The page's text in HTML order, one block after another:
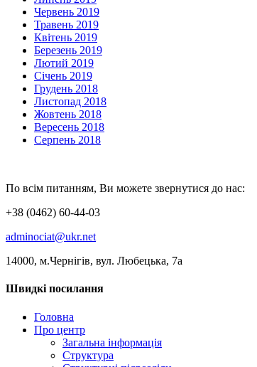
Червень 2019
Травень 2019
Квітень 2019
Березень 2019
Лютий 2019
Січень 2019
Грудень 2018
Листопад 2018
Жовтень 2018
Вересень 2018
Серпень 2018
По всім питанням, Ви можете звернутися до нас:
+38 (0462) 60-44-03
adminociat@ukr.net
14000, м.Чернігів, вул. Любецька, 7а
Швидкі посилання
Головна
Про центр
Загальна інформація
Структура